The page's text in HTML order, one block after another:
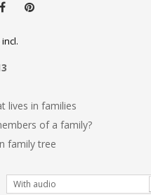
lives in families
of a family?
family tree
With audio